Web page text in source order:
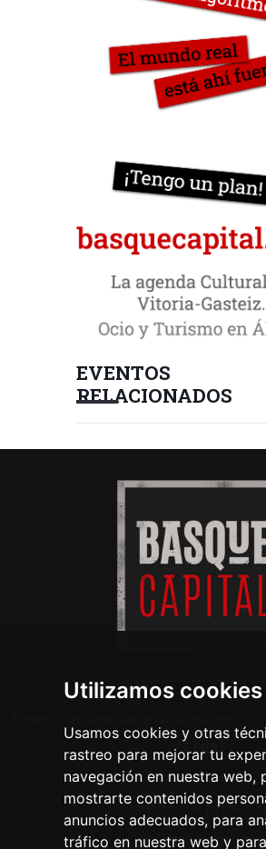
Utilizamos cookies
Usamos cookies y otras
rastreo para mejorar tu
navegación en nuestra web,
mostrarte contenidos
anuncios adecuados, para
tráfico en nuestra web y para
EVENTOS
RELACIONADOS
Legal
Aviso legal
Política de
Política de cookies